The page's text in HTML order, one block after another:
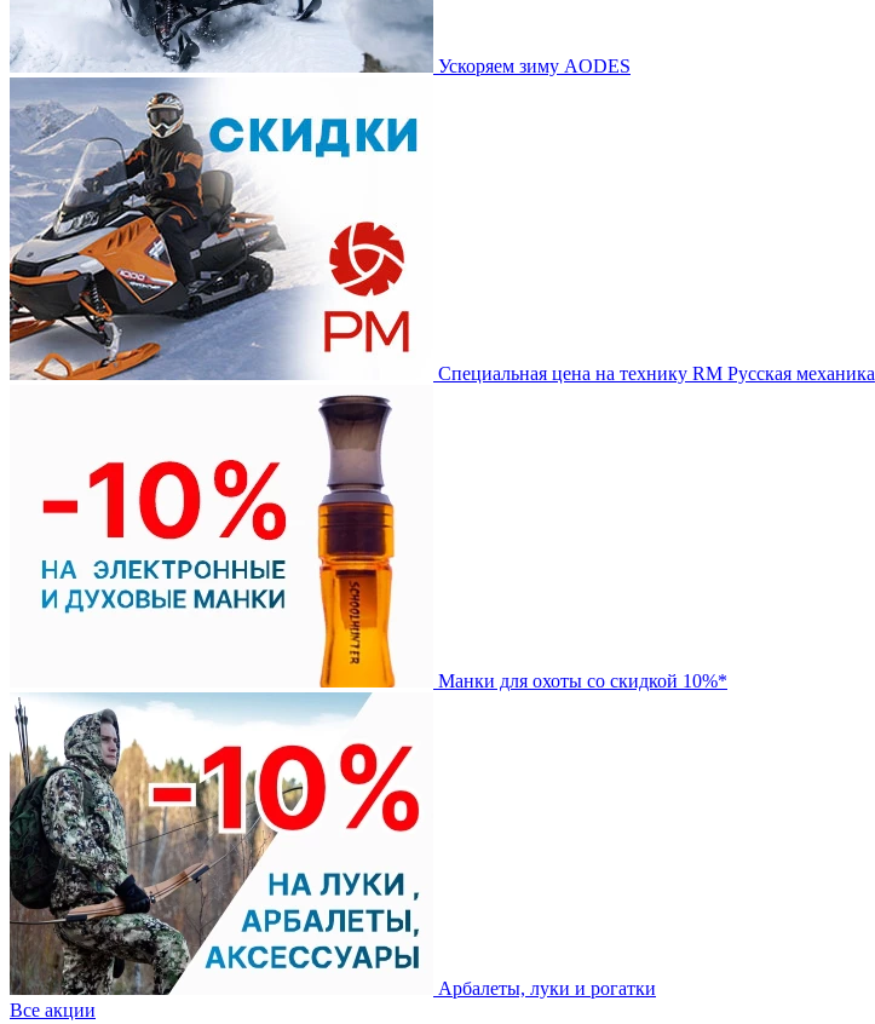
Ускоряем зиму AODES
Специальная цена на технику RM Русская механика
Манки для охоты со скидкой 10%*
Арбалеты, луки и рогатки
Все акции